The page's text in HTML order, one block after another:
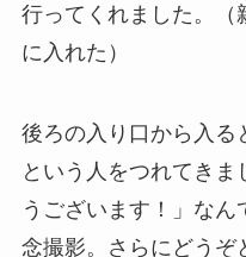
行ってくれました。（
に入れた）
後ろの入り口から入る
という人をつれてきま
うございます！」な
念撮影。さらにどうぞ